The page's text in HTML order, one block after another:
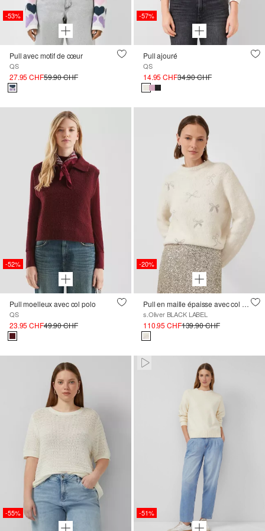
-53%
Pull avec motif de cœur
QS
27.95 CHF59.90 CHF
-57%
Pull ajouré
QS
14.95 CHF34.90 CHF
-52%
Pull moelleux avec col polo
QS
23.95 CHF49.90 CHF
-20%
Pull en maille épaisse avec col montant et nœud brodé
s.Oliver BLACK LABEL
110.95 CHF139.90 CHF
-55%
Paused • Muted
-51%